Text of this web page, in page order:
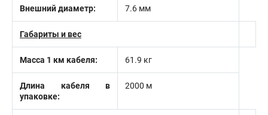
Внешний диаметр: 7.6 мм
Габариты и вес
Масса 1 км кабеля: 61.9 кг
Длина кабеля в
упаковке:
2000 м